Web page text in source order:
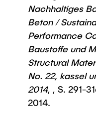
Nachhaltiges
Beton /
Performance
Baustoffe und
Structural
No. 22, kassel
2014, , S. 291-
2014.